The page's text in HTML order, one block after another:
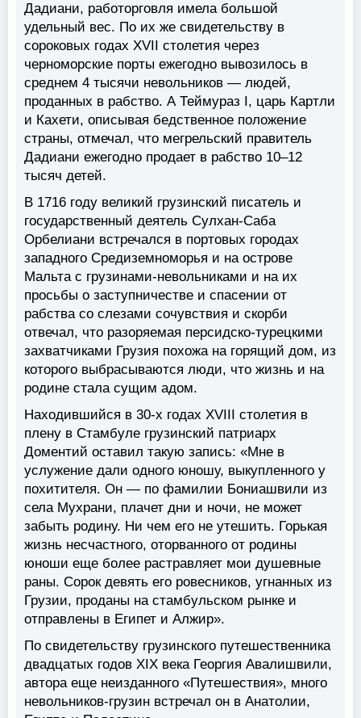
Дадиани, работорговля имела большой
удельный вес. По их же свидетельству в
сороковых годах XVII столетия через
черноморские порты ежегодно вывозилось в
среднем 4 тысячи невольников — людей,
проданных в рабство. А Теймураз I, царь Картли
и Кахети, описывая бедственное положение
страны, отмечал, что мегрельский правитель
Дадиани ежегодно продает в рабство 10–12
тысяч детей.
В 1716 году великий грузинский писатель и
государственный деятель Сулхан-Саба
Орбелиани встречался в портовых городах
западного Средиземноморья и на острове
Мальта с грузинами-невольниками и на их
просьбы о заступничестве и спасении от
рабства со слезами сочувствия и скорби
отвечал, что разоряемая персидско-турецкими
захватчиками Грузия похожа на горящий дом, из
которого выбрасываются люди, что жизнь и на
родине стала сущим адом.
Находившийся в 30-х годах XVIII столетия в
плену в Стамбуле грузинский патриарх
Доментий оставил такую запись: «Мне в
услужение дали одного юношу, выкупленного у
похитителя. Он — по фамилии Бониашвили из
села Мухрани, плачет дни и ночи, не может
забыть родину. Ни чем его не утешить. Горькая
жизнь несчастного, оторванного от родины
юноши еще более растравляет мои душевные
раны. Сорок девять его ровесников, угнанных из
Грузии, проданы на стамбульском рынке и
отправлены в Египет и Алжир».
По свидетельству грузинского путешественника
двадцатых годов XIX века Георгия Авалишвили,
автора еще неизданного «Путешествия», много
невольников-грузин встречал он в Анатолии,